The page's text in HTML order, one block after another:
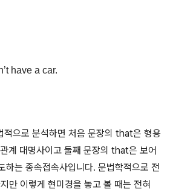
have a car.
으로 분석하면 처음 문장의 that은 형용
계 대명사이고 둘째 문장의 that은 보어
하는 종속접속사입니다. 문법학적으로 전
만 이렇게 현미경을 놓고 볼 때는 전혀